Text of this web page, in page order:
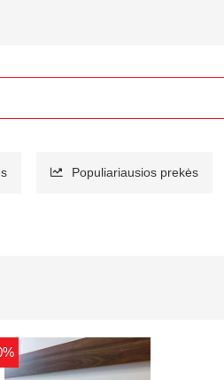
Populiariausios prekės